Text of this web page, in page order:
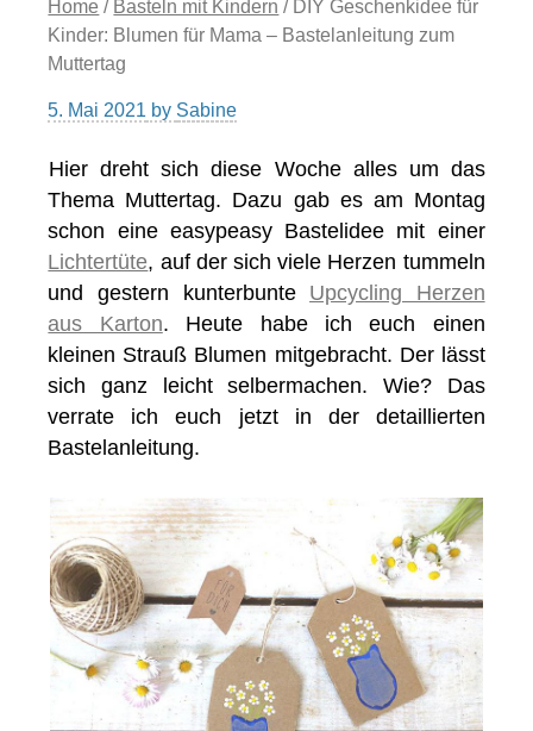
Home / Basteln mit Kindern / DIY Geschenkidee für
Kinder: Blumen für Mama – Bastelanleitung zum
Muttertag
5. Mai 2021 by Sabine
Hier dreht sich diese Woche alles um das
Thema Muttertag. Dazu gab es am Montag
schon eine easypeasy Bastelidee mit einer
Lichtertüte, auf der sich viele Herzen tummeln
und gestern kunterbunte Upcycling Herzen
aus Karton. Heute habe ich euch einen
kleinen Strauß Blumen mitgebracht. Der lässt
sich ganz leicht selbermachen. Wie? Das
verrate ich euch jetzt in der detaillierten
Bastelanleitung.